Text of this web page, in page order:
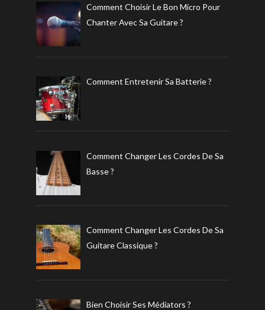
Comment Choisir Le Bon Micro Pour
Chanter Avec Sa Guitare ?
Comment Entretenir Sa Batterie ?
Comment Changer Les Cordes De Sa
Basse ?
Comment Changer Les Cordes De Sa
Guitare Classique ?
Bien Choisir Ses Médiators ?